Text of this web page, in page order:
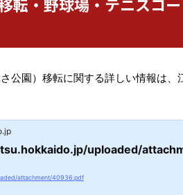
公園）移転に関する詳しい情報は、
uploaded/
attachment/40936.pdf